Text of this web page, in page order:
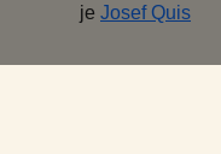
je Josef Quis